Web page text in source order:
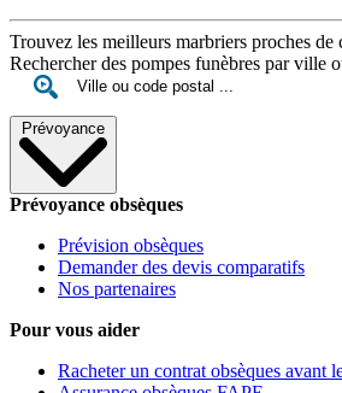
Trouvez les meilleurs marbriers proches de
Rechercher des pompes funèbres par ville
Prévoyance
Prévoyance obsèques
Prévision obsèques
Demander des devis comparatifs
Nos partenaires
Pour vous aider
Racheter un contrat obsèques avant